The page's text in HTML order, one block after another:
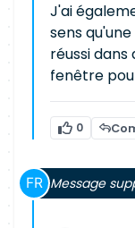
J'ai
sens
réussi
fenêtre
0
Message